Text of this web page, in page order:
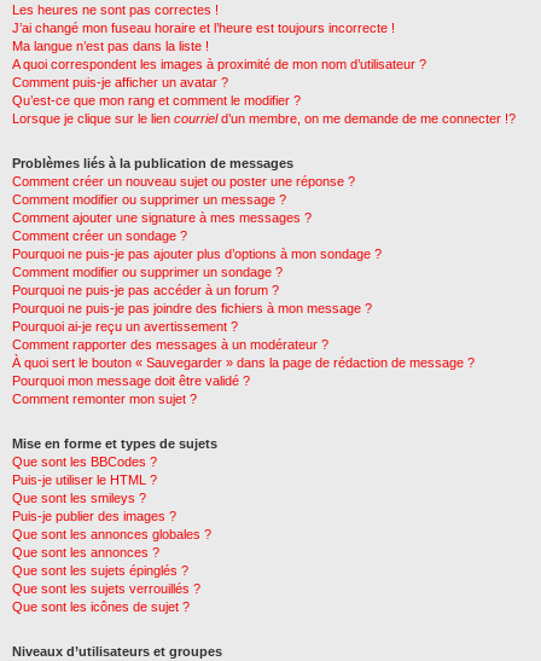
Les heures ne sont pas correctes !
J’ai changé mon fuseau horaire et l’heure est toujours incorrecte !
Ma langue n’est pas dans la liste !
A quoi correspondent les images à proximité de mon nom d’utilisateur ?
Comment puis-je afficher un avatar ?
Qu’est-ce que mon rang et comment le modifier ?
Lorsque je clique sur le lien courrield’un membre, on me demande de me connecter !?
Problèmes liés à la publication de messages
Comment créer un nouveau sujet ou poster une réponse ?
Comment modifier ou supprimer un message ?
Comment ajouter une signature à mes messages ?
Comment créer un sondage ?
Pourquoi ne puis-je pas ajouter plus d’options à mon sondage ?
Comment modifier ou supprimer un sondage ?
Pourquoi ne puis-je pas accéder à un forum ?
Pourquoi ne puis-je pas joindre des fichiers à mon message ?
Pourquoi ai-je reçu un avertissement ?
Comment rapporter des messages à un modérateur ?
À quoi sert le bouton « Sauvegarder » dans la page de rédaction de message ?
Pourquoi mon message doit être validé ?
Comment remonter mon sujet ?
Mise en forme et types de sujets
Que sont les BBCodes ?
Puis-je utiliser le HTML ?
Que sont les smileys ?
Puis-je publier des images ?
Que sont les annonces globales ?
Que sont les annonces ?
Que sont les sujets épinglés ?
Que sont les sujets verrouillés ?
Que sont les icônes de sujet ?
Niveaux d’utilisateurs et groupes